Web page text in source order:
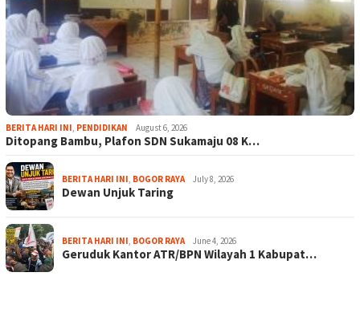
BERITA HARI INI PENDIDIKAN August 6, 2026
Ditopang Bambu, Plafon SDN Sukamaju 08 K…
BERITA HARI INI BOGOR RAYA July 8, 2026
Dewan Unjuk Taring
BERITA HARI INI BOGOR RAYA June 4, 2026
Geruduk Kantor ATR/BPN Wilayah 1 Kabupat…